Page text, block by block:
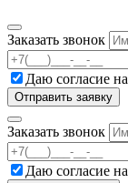
Заказать звонок
Даю согласие на
Заказать звонок
Даю согласие на